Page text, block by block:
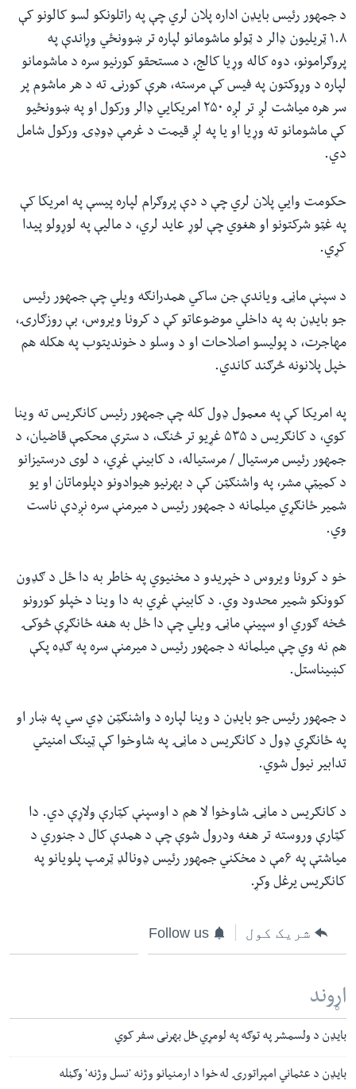
د جمهور رئیس بایډن اداره پلان لري چې په راتلونکو لسو کالونو کې
۱.۸ ټریلیون ډالر د ټولو ماشومانو لپاره تر ښوونځي وړاندې په
پروګرامونو، دوه کاله وړیا کالج، د مستحقو کورنیو سره د ماشومانو
لپاره د وړوکتون په فیس کې مرسته، هرې کورنۍ ته د هر ماشوم پر
سر هره میاشت لږ تر لږه ۲۵۰ امریکایي ډالر ورکول او په ښوونځیو
کې ماشومانو ته وړیا او یا په لږ قیمت د غرمې ډوډۍ ورکول شامل
دي.
حکومت وایي پلان لري چې د دې پروګرام لپاره پیسې په امریکا کې
په غټو شرکتونو او هغوي چې لوړ عاید لري، د مالیې په لوړولو پیدا
کړي.
د سپنې ماڼۍ ویاندې جن ساکي همدرانګه ویلي چې جمهور رئیس
جو بایډن به په داخلي موضوعاتو کې د کرونا ویروس، بې روزګارۍ،
مهاجرت، د پولیسو اصلاحات او د وسلو د خوندیتوب په هکله هم
خپل پلانونه څرګند کاندي.
په امریکا کې په معمول ډول کله چې جمهور رئیس کانګریس ته وینا
کوي، د کانګریس د ۵۳۵ غړیو تر څنګ، د سترې محکمې قاضیان، د
جمهور رئیس مرستیال / مرستیاله، د کابینې غړي، د لوی درستیزانو
د کمیټې مشر، په واشنګټن کې د بهرنیو هیوادونو دپلوماتان او یو
شمیر ځانګړي میلمانه د جمهور رئیس د میرمنې سره نږدې ناست
وي.
خو د کرونا ویروس د خپریدو د مخنیوي په خاطر به دا ځل د ګډون
کوونکو شمیر محدود وي. د کابینې غړي به دا وینا د خپلو کورونو
څخه ګوري او سپینې ماڼۍ ویلي چې دا ځل به هغه ځانګړې څوکۍ
هم نه وي چې میلمانه د جمهور رئیس د میرمنې سره په ګډه پکې
کښیناستل.
د جمهور رئیس جو بایډن د وینا لپاره د واشنګټن ډي سي په ښار او
په ځانګړي ډول د کانګریس د ماڼۍ په شاوخوا کې ټینګ امنیتي
تدابیر نیول شوي.
د کانګریس د ماڼۍ شاوخوا لا هم د اوسپنې کټارې ولاړې دي. دا
کټارې وروسته تر هغه ودرول شوې چې د همدې کال د جنوري د
میاشتې په ۶مې د مخکني جمهور رئیس ډونالډ ټرمپ پلویانو په
کانګریس یرغل وکړ.
شریک کول Follow us
اړوند
بایډن د ولسمشر په توګه په لومړي ځل بهرنی سفر کوي
بایډن د عثماني امپراتورۍ له خوا د ارمنیانو وژنه 'نسل وژنه' وګڼله